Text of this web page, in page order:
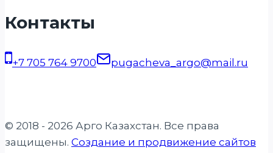
Контакты
+7 705 764 9700 pugacheva_argo@mail.ru
© 2018 - 2026 Арго Казахстан. Все права
защищены. Создание и продвижение сайтов